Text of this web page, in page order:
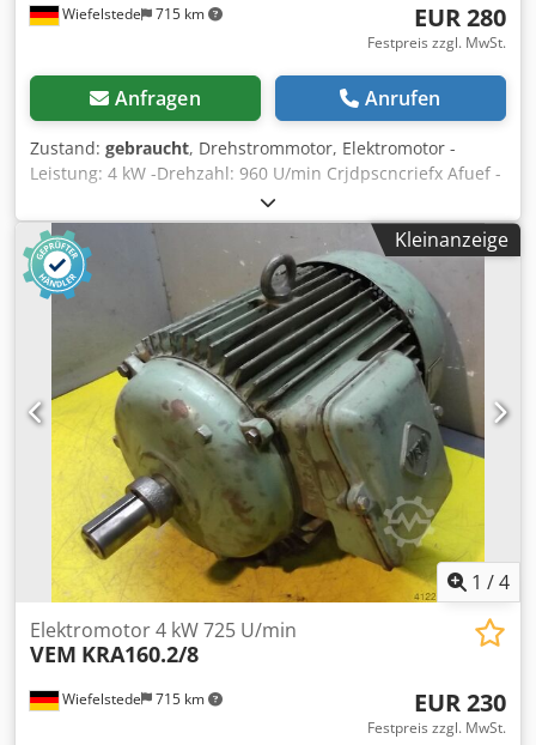
Wiefelstede 715 km EUR 280
Festpreis zzgl. MwSt.
Anfragen Anrufen
Zustand: gebraucht, Drehstrommotor, Elektromotor -
Leistung: 4 kW -Drehzahl: 960 U/min Crjdpscncriefx Afuef -
Welle: Ø 38 mm -Bauform: B3 -Schutzart: IP 54 -
Abmessungen: 490/325/H270 mm -Gewicht: 71 kg
Kleinanzeige
1 /4
Wiefelstede 715 km
Elektromotor 4 kW 725 U/min
VEM KRA160.2/8
EUR 230
Festpreis zzgl. MwSt.